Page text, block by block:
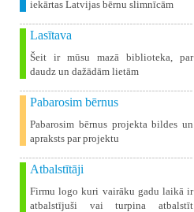
iekārtas Latvijas bērnu slimnīcām
Lasītava
Šeit ir mūsu mazā biblioteka, par
daudz un dažādām lietām
Pabarosim bērnus
Pabarosim bērnus projekta bildes un
apraksts par projektu
Atbalstītāji
Firmu logo kuri vairāku gadu laikā ir
atbalstījuši vai turpina atbalstīt